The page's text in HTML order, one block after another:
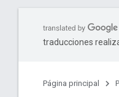
traducciones
Página principal